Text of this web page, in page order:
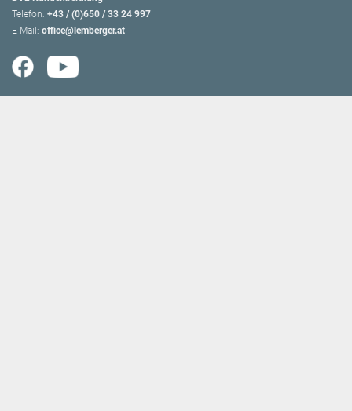
Telefon: +43 / (0)650 / 33 24 997
E-Mail: office@lemberger.at